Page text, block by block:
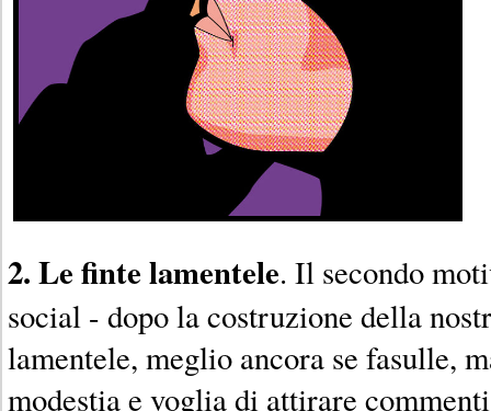
2. Le finte lamentele. Il secondo
social - dopo la costruzione della
lamentele, meglio ancora se fasulle,
modestia e voglia di attirare